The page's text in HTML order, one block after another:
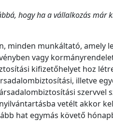
hogy ha a vállalkozás
minden munkáltató,
vagy
kifizetőhelyet hoz
illetve
szervvel
vetélt akkor
hat egymás követő